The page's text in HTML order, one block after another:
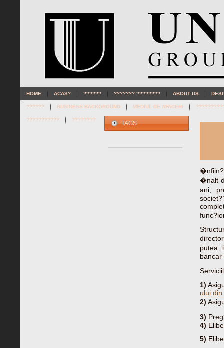
HOME ACAS? ?????? ??????? ???????? ABOUT US
?????? BUSINESS BACKGROUND MEDIUL DE AFACERI
??????????? ????????
TAGS
�nalt
ani,
putea
bancar
1)
ului
2)
3)
4)
5)